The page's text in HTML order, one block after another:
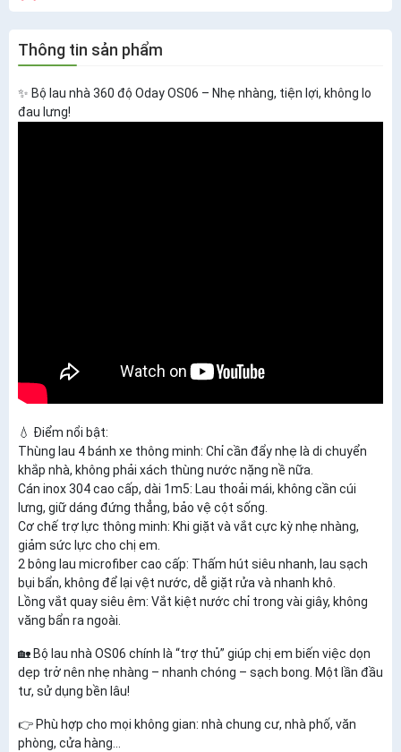
Thông tin sản phẩm
✨ Bộ lau nhà 360 độ Oday OS06 – Nhẹ nhàng, tiện lợi, không lo
đau lưng!
💧 Điểm nổi bật:
Thùng lau 4 bánh xe thông minh: Chỉ cần đẩy nhẹ là di chuyển
khắp nhà, không phải xách thùng nước nặng nề nữa.
Cán inox 304 cao cấp, dài 1m5: Lau thoải mái, không cần cúi
lưng, giữ dáng đứng thẳng, bảo vệ cột sống.
Cơ chế trợ lực thông minh: Khi giặt và vắt cực kỳ nhẹ nhàng,
giảm sức lực cho chị em.
2 bông lau microfiber cao cấp: Thấm hút siêu nhanh, lau sạch
bụi bẩn, không để lại vệt nước, dễ giặt rửa và nhanh khô.
Lồng vắt quay siêu êm: Vắt kiệt nước chỉ trong vài giây, không
văng bẩn ra ngoài.
🏡 Bộ lau nhà OS06 chính là “trợ thủ” giúp chị em biến việc dọn
dẹp trở nên nhẹ nhàng – nhanh chóng – sạch bong. Một lần đầu
tư, sử dụng bền lâu!
👉 Phù hợp cho mọi không gian: nhà chung cư, nhà phố, văn
phòng, cửa hàng…